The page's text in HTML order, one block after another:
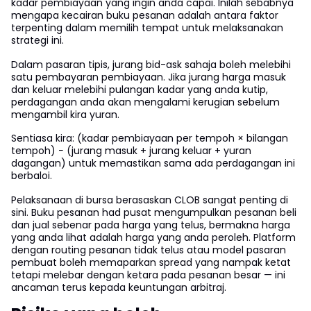
mengapa kecairan buku pesanan adalah antara faktor
terpenting dalam memilih tempat untuk melaksanakan
strategi ini.
Dalam pasaran tipis, jurang bid-ask sahaja boleh melebihi
satu pembayaran pembiayaan. Jika jurang harga masuk
dan keluar melebihi pulangan kadar yang anda kutip,
perdagangan anda akan mengalami kerugian sebelum
mengambil kira yuran.
Sentiasa kira: (kadar pembiayaan per tempoh × bilangan
tempoh) − (jurang masuk + jurang keluar + yuran
dagangan) untuk memastikan sama ada perdagangan ini
berbaloi.
Pelaksanaan di bursa berasaskan CLOB sangat penting di
sini. Buku pesanan had pusat mengumpulkan pesanan beli
dan jual sebenar pada harga yang telus, bermakna harga
yang anda lihat adalah harga yang anda peroleh. Platform
dengan routing pesanan tidak telus atau model pasaran
pembuat boleh memaparkan spread yang nampak ketat
tetapi melebar dengan ketara pada pesanan besar — ini
ancaman terus kepada keuntungan arbitraj.